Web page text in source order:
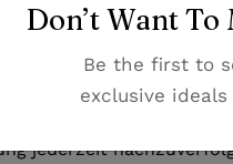
perfekte Passform zu
Der Versand
jederzeit
Don’t Want
Be the first to
exclusive